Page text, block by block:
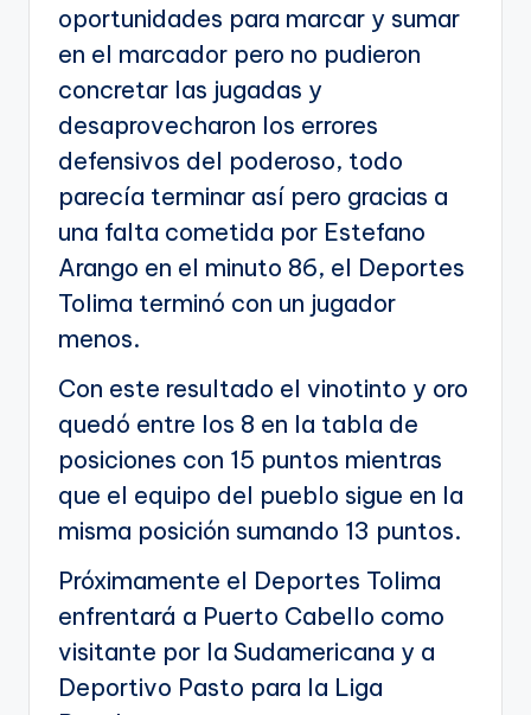
oportunidades para marcar y sumar
en el marcador pero no pudieron
concretar las jugadas y
desaprovecharon los errores
defensivos del poderoso, todo
parecía terminar así pero gracias a
una falta cometida por Estefano
Arango en el minuto 86, el Deportes
Tolima terminó con un jugador
menos.
Con este resultado el vinotinto y oro
quedó entre los 8 en la tabla de
posiciones con 15 puntos mientras
que el equipo del pueblo sigue en la
misma posición sumando 13 puntos.
Próximamente el Deportes Tolima
enfrentará a Puerto Cabello como
visitante por la Sudamericana y a
Deportivo Pasto para la Liga